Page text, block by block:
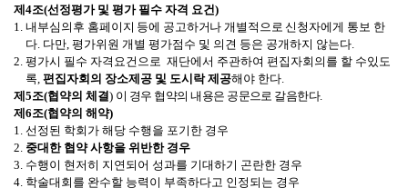
제 4조(선정평가 및 평가 필수 자격 요건)
1. 내부심의후 홈페이지 등에 공고하거나 개별적으로 신청자에게 통보 한
다. 다만, 평가위원 개별 평가점수 및 의견 등은 공개하지 않는다.
2. 평가시 필수 자격요건으로 재단에서 주관하여 편집자회의를 할 수있도
록, 편집자회의 장소제공 및 도시락 제공해야 한다.
제 5조(협약의 체결) 이 경우 협약의 내용은 공문으로 갈음한다.
제 6조(협약의 해약)
1. 선정된 학회가 해당 수행을 포기한 경우
2. 중대한 협약 사항을 위반한 경우
3. 수행이 현저히 지연되어 성과를 기대하기 곤란한 경우
4. 학술대회를 완수할 능력이 부족하다고 인정되는 경우